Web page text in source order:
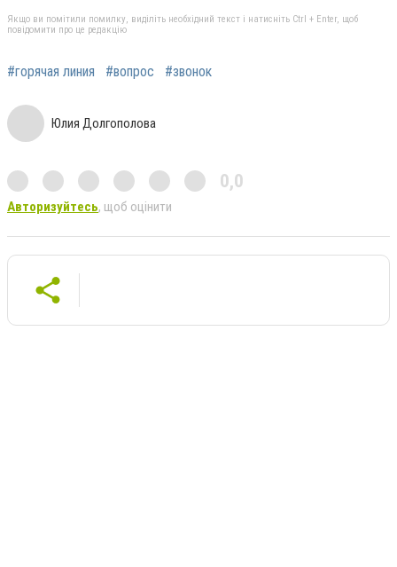
Якщо ви помітили помилку, виділіть необхідний текст і натисніть Ctrl + Enter, щоб
повідомити про це редакцію
#горячая линия #вопрос #звонок
Юлия Долгополова
0,0
Авторизуйтесь, щоб оцінити